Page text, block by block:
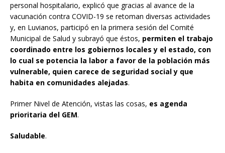
personal hospitalario, explicó que gracias al avance de la
vacunación contra COVID-19 se retoman diversas actividades
y, en Luvianos, participó en la primera sesión del Comité
Municipal de Salud y subrayó que éstos, permiten el trabajo
coordinado entre los gobiernos locales y el estado, con
lo cual se potencia la labor a favor de la población más
vulnerable, quien carece de seguridad social y que
habita en comunidades alejadas.
Primer Nivel de Atención, vistas las cosas, es agenda
prioritaria del GEM.
Saludable.